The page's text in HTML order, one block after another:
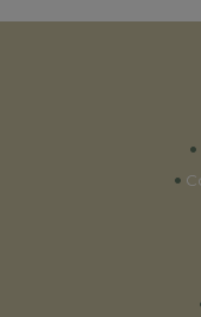
•
•